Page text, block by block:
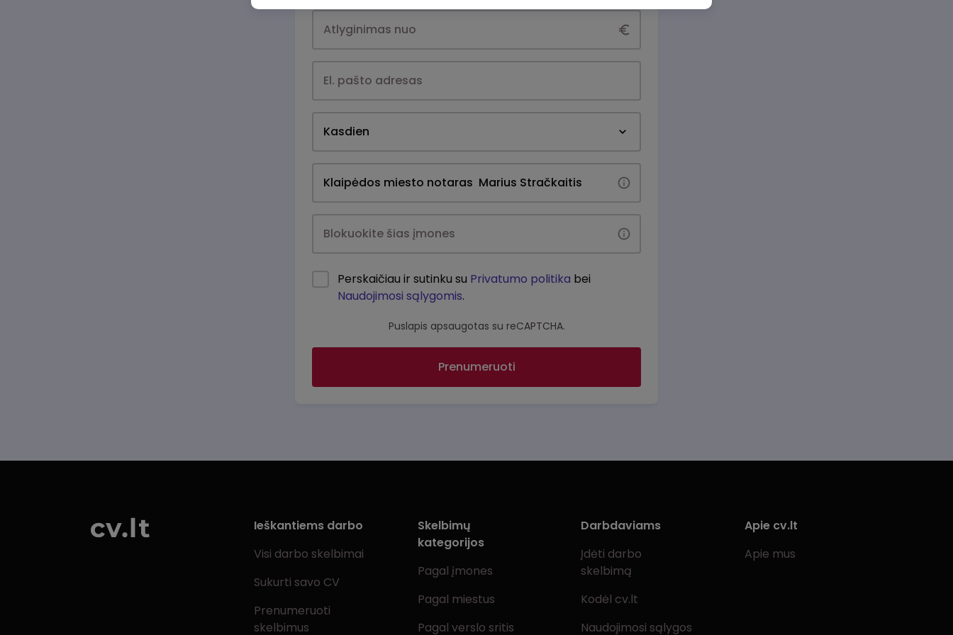
Kasdien
Perskaičiau ir sutinku su Privatumo politika bei
Naudojimosi sąlygomis.
Puslapis apsaugotas su reCAPTCHA.
Prenumeruoti
Ieškantiems darbo
Visi darbo skelbimai
Sukurti savo CV
Prenumeruoti
skelbimus
Skelbimų
kategorijos
Pagal įmones
Pagal miestus
Pagal verslo sritis
Darbdaviams
Įdėti darbo
skelbimą
Kodėl cv.lt
Naudojimosi sąlygos
Apie cv.lt
Apie mus